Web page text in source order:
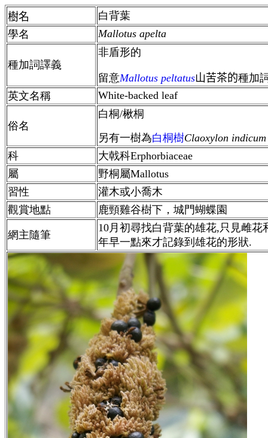
樹名
白背葉
學名
Mallotus apelta
種加詞譯義
非盾形的
留意Mallotus peltatus山苦茶的種加
英文名稱
White-backed leaf
俗名
白桐/楸桐
另有一樹為白桐樹Claoxylon indicum
科
大戟科Erphorbiaceae
屬
野桐屬Mallotus
習性
灌木或小喬木
觀賞地點
鹿頸雞谷樹下，城門蝴蝶園
網主隨筆
10月初尋找白背葉的雄花,只見雌花
年早一點來才記錄到雄花的形狀.